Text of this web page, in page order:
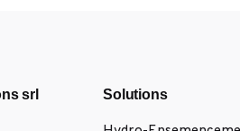
srl Solutions